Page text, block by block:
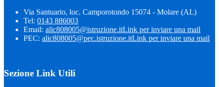
Via Santuario, loc. Camporotondo 15074 - Molare (AL)
Tel: 0143 886003
Email: alic808005@istruzione.itLink per inviare una mail
PEC: alic808005@pec.istruzione.itLink per inviare una mail
Sezione Link Utili